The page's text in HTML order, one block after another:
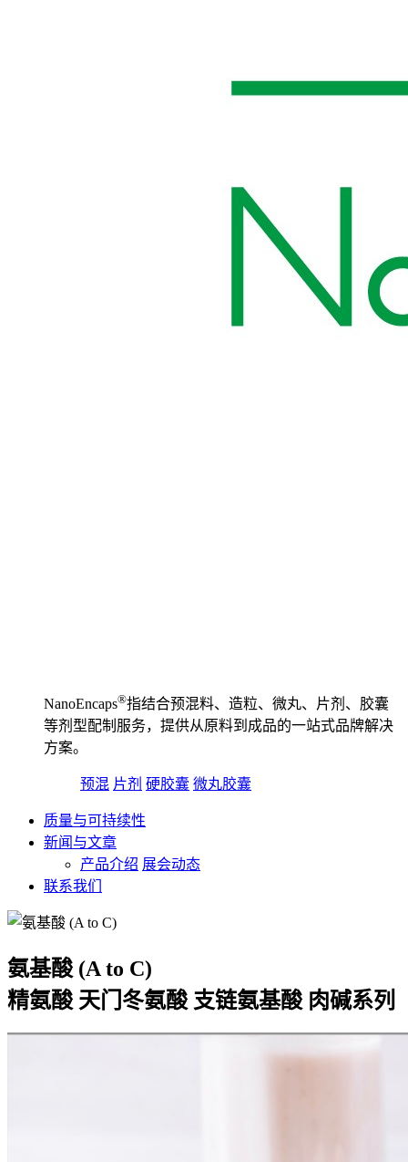
NanoEncaps®️指结合预混料、造粒、微丸、片剂、胶囊
等剂型配制服务，提供从原料到成品的一站式品牌解决
方案。
预混 片剂 硬胶囊 微丸胶囊
质量与可持续性
新闻与文章
产品介绍 展会动态
联系我们
氨基酸 (A to C)
精氨酸 天门冬氨酸 支链氨基酸 肉碱系列